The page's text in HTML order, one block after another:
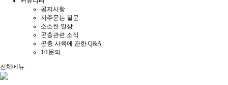
공지사항
자주묻는 질문
소소한 일상
곤충관련 소식
곤충 사육에 관한 Q&A
1:1문의
전체메뉴